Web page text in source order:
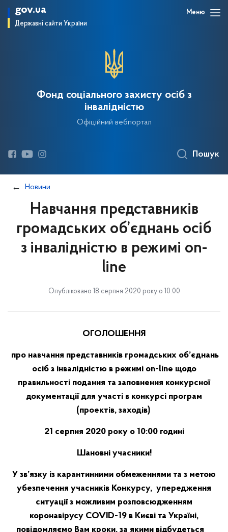
gov.ua
Державні сайти України
Меню
Фонд соціального захисту осіб з
інвалідністю
Офіційний вебпортал
Пошук
Новини
Навчання представників
громадських об’єднань осіб
з інвалідністю в режимі on-
line
Опубліковано 18 серпня 2020 року о 10:00
ОГОЛОШЕННЯ
про навчання представників громадських об’єднань
осіб з інвалідністю в режимі on-line щодо
правильності подання та заповнення конкурсної
документації для участі в конкурсі програм
(проектів, заходів)
21 серпня 2020 року о 10:00 годині
Шановні учасники!
У зв’язку із карантинними обмеженнями та з метою
убезпечення учасників Конкурсу, упередження
ситуації з можливим розповсюдженням
коронавірусу COVID-19 в Києві та Україні,
повідомляємо Вам кроки, за якими відбудеться